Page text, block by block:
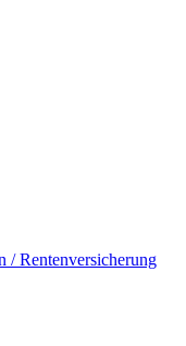
/ Rentenversicherung